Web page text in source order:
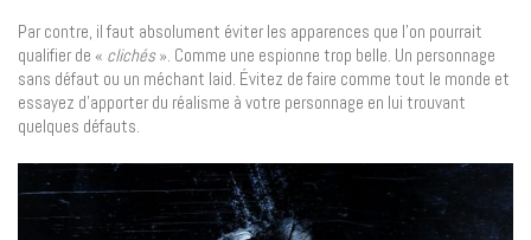
Par contre, il faut absolument éviter les apparences que l’on pourrait
qualifier de « clichés». Comme une espionne trop belle. Un personnage
sans défaut ou un méchant laid. Évitez de faire comme tout le monde et
essayez d’apporter du réalisme à votre personnage en lui trouvant
quelques défauts.